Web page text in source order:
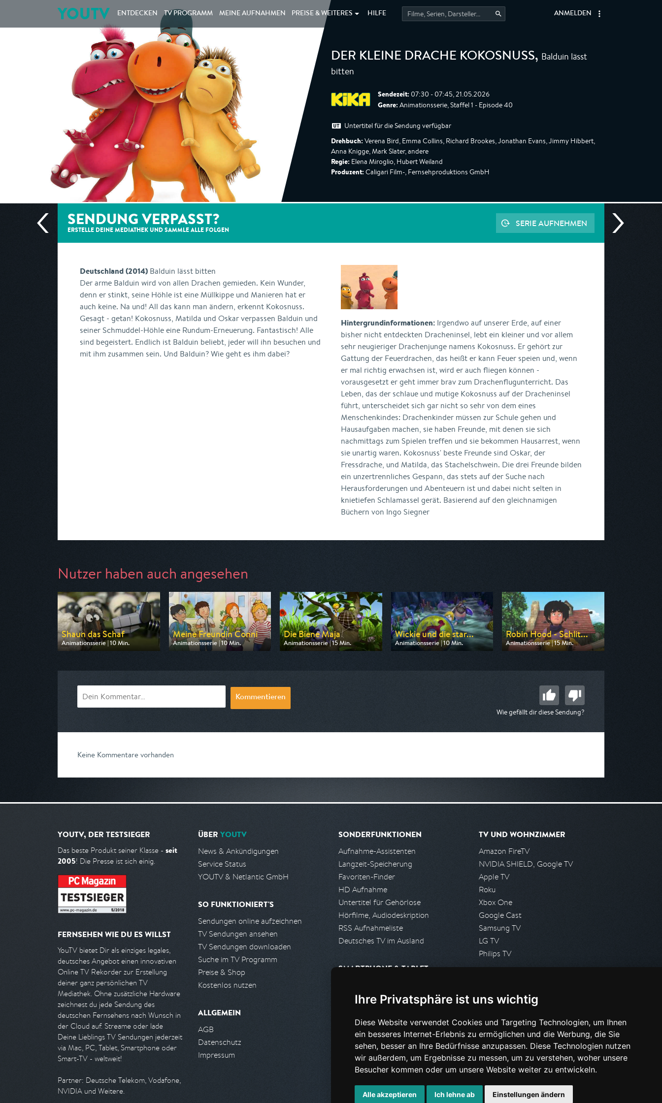
Ihre Privatsphäre ist uns wichtig
Diese Website verwendet Cookies und Targeting Technologien, um Ihnen
ein besseres Internet-Erlebnis zu ermöglichen und die Werbung, die Sie
sehen, besser an Ihre Bedürfnisse anzupassen. Diese Technologien nutzen
wir außerdem, um Ergebnisse zu messen, um zu verstehen, woher unsere
Besucher kommen oder um unsere Website weiter zu entwickeln.
Alle akzeptieren Ich lehne ab Einstellungen ändern
YOUTV ENTDECKEN TV PROGRAMM MEINE AUFNAHMEN PREISE & WEITERES HILFE ANMELDEN
DER KLEINE DRACHE KOKOSNUSS, Balduin lässt
bitten
Sendezeit: 07:30 - 07:45, 21.05.2026
Genre: Animationsserie, Staffel 1 - Episode 40
Untertitel für die Sendung verfügbar
Drehbuch: Verena Bird, Emma Collins, Richard Brookes, Jonathan Evans, Jimmy Hibbert,
Anna Knigge, Mark Slater, andere
Regie: Elena Miroglio, Hubert Weiland
Produzent: Caligari Film-, Fernsehproduktions GmbH
SENDUNG VERPASST?
ERSTELLE DEINE MEDIATHEK UND SAMMLE ALLE FOLGEN
SERIE AUFNEHMEN
Deutschland (2014) Balduin lässt bitten
Der arme Balduin wird von allen Drachen gemieden. Kein Wunder,
denn er stinkt, seine Höhle ist eine Müllkippe und Manieren hat er
auch keine. Na und! All das kann man ändern, erkennt Kokosnuss.
Gesagt - getan! Kokosnuss, Matilda und Oskar verpassen Balduin und
seiner Schmuddel-Höhle eine Rundum-Erneuerung. Fantastisch! Alle
sind begeistert. Endlich ist Balduin beliebt, jeder will ihn besuchen und
mit ihm zusammen sein. Und Balduin? Wie geht es ihm dabei?
Hintergrundinformationen: Irgendwo auf unserer Erde, auf einer
bisher nicht entdeckten Dra­cheninsel, lebt ein kleiner und vor allem
sehr neugieriger Dra­chenjunge namens Kokosnuss. Er gehört zur
Gattung der Feuer­drachen, das heißt er kann Feuer speien und, wenn
er mal richtig erwachsen ist, wird er auch fliegen können -
vorausgesetzt er geht immer brav zum Drachenflugunterricht. Das
Leben, das der schlaue und mutige Kokosnuss auf der Dracheninsel
führt, unter­scheidet sich gar nicht so sehr von dem eines
Menschenkindes: Drachenkinder müssen zur Schule gehen und
Hausaufgaben ma­chen, sie haben Freunde, mit denen sie sich
nachmittags zum Spielen treffen und sie bekommen Hausarrest, wenn
sie unartig waren. Kokosnuss' beste Freunde sind Oskar, der
Fressdrache, und Matilda, das Stachelschwein. Die drei Freunde bilden
ein un­zertrennliches Gespann, das stets auf der Suche nach
Herausfor­derungen und Abenteuern ist und dabei nicht selten in
knietiefen Schlamassel gerät. Basierend auf den gleichnamigen
Büchern von Ingo Siegner
Nutzer haben auch angesehen
Shaun das Schaf
Animationsserie | 10 Min.
Ausgestrahlt von ARD
Meine Freundin Conni
Animationsserie | 10 Min.
Ausgestrahlt von ZDF
Die Biene Maja
Animationsserie | 15 Min.
Ausgestrahlt von ZDF
Wickie und die star...
Animationsserie | 10 Min.
Ausgestrahlt von ZDF
Robin Hood - Schlit...
Animationsserie | 15 Min.
Ausgestrahlt von ZDF
Kommentieren
Wie gefällt dir diese Sendung?
Keine Kommentare vorhanden
YOUTV, DER TESTSIEGER
Das beste Produkt seiner Klasse - seit
2005! Die Presse ist sich einig.
FERNSEHEN WIE DU ES WILLST
YouTV bietet Dir als einziges legales,
deutsches Angebot einen innovativen
Online TV Rekorder zur Erstellung
deiner ganz persönlichen TV
Mediathek. Ohne zusätzliche Hardware
zeichnest du jede Sendung des
deutschen Fernsehens nach Wunsch in
der Cloud auf. Streame oder lade
Deine Lieblings TV Sendungen jederzeit
via Mac, PC, Tablet, Smartphone oder
Smart-TV - weltweit!
Partner: Deutsche Telekom, Vodafone,
NVIDIA und Weitere.
ÜBER YOUTV
News & Ankündigungen
Service Status
YOUTV & Netlantic GmbH
SO FUNKTIONIERT'S
Sendungen online aufzeichnen
TV Sendungen ansehen
TV Sendungen downloaden
Suche im TV Programm
Preise & Shop
Kostenlos nutzen
ALLGEMEIN
AGB
Datenschutz
Impressum
SONDERFUNKTIONEN
Aufnahme-Assistenten
Langzeit-Speicherung
Favoriten-Finder
HD Aufnahme
Untertitel für Gehörlose
Hörfilme, Audiodeskription
RSS Aufnahmeliste
Deutsches TV im Ausland
SMARTPHONE & TABLET
Android App
PARTNER
Partnerliste
Partner werden
TV UND WOHNZIMMER
Amazon FireTV
NVIDIA SHIELD, Google TV
Apple TV
Roku
Xbox One
Google Cast
Samsung TV
LG TV
Philips TV
Presseanfrage stellen
HILFE & SUPPORT
Häufig gestellte Fragen
Anfrage stellen